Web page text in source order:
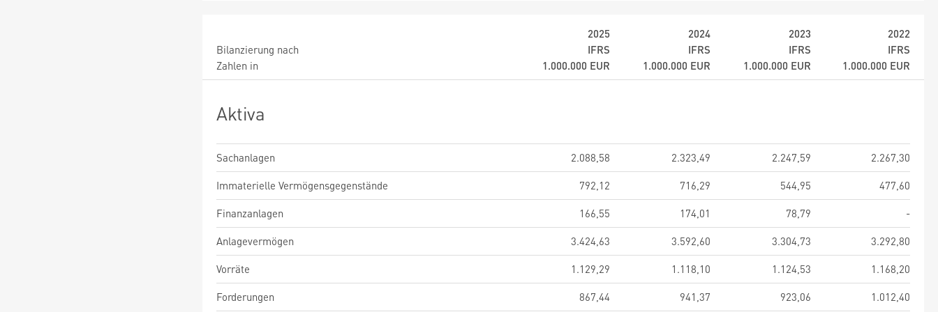
Bilanzierung nach
Zahlen in
2025
IFRS
1.000.000 EUR
2024
IFRS
1.000.000 EUR
2023
IFRS
1.000.000 EUR
2022
IFRS
1.000.000 EUR
Aktiva
Sachanlagen 2.088,58 2.323,49 2.247,59
2.267,30
Immaterielle Vermögensgegenstände
792,12 716,29 544,95
477,60
Finanzanlagen
166,55 174,01 78,79
-
Anlagevermögen
3.424,63 3.592,60 3.304,73
3.292,80
Vorräte
1.129,29 1.118,10 1.124,53
1.168,20
Forderungen
867,44 941,37 923,06 1.012,40